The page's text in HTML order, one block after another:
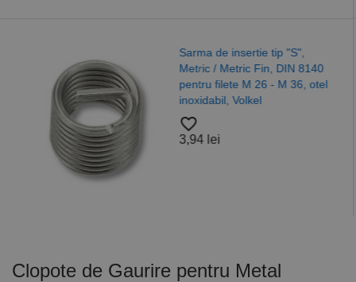
Saiba plata forma
125 ISO 7089, otel,
A4/A2, Alama,
favorite_border
Clopote de Gaurire pentru Metal